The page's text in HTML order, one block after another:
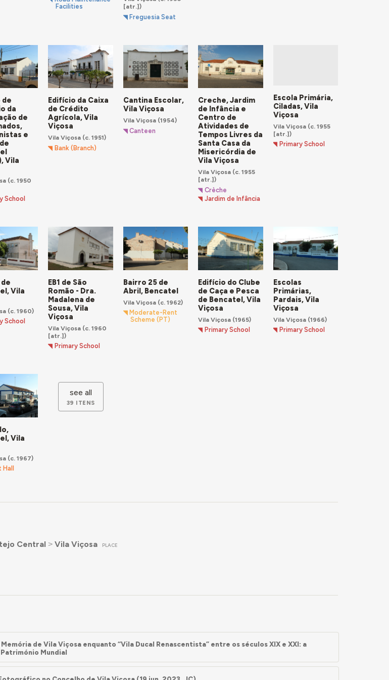
Facilities
[atr.])
Freguesia Seat
de
da
de
e
Vila
(c. 1950
School
Edifício da Caixa
de Crédito
Agrícola, Vila
Viçosa
Vila Viçosa (c. 1951)
Bank (Branch)
Cantina Escolar,
Vila Viçosa
Vila Viçosa(1954)
Canteen
Creche, Jardim
de Infância e
Centro de
Atividades de
Tempos Livres da
Santa Casa da
Misericórdia de
Vila Viçosa
Vila Viçosa (c. 1955
[atr.])
Crèche
Jardim de Infância
Escola Primária,
Ciladas, Vila
Viçosa
Vila Viçosa(c. 1955
[atr.])
Primary School
de
Vila
(c. 1960)
School
EB1 de São
Romão - Dra.
Madalena de
Sousa, Vila
Viçosa
Vila Viçosa (c. 1960
[atr.])
Primary School
Bairro 25 de
Abril, Bencatel
Vila Viçosa(c. 1962)
Moderate-Rent
Scheme (PT)
Edifício do Clube
de Caça e Pesca
de Bencatel, Vila
Viçosa
Vila Viçosa (1965)
Primary School
Escolas
Primárias,
Pardais, Vila
Viçosa
Vila Viçosa(1966)
Primary School
Vila
(c. 1967)
see all
39 ITENS
Central ˃ Vila Viçosa PLACE
de Vila Viçosa enquanto “Vila Ducal Renascentista” entre os séculos XIX e XXI: a
Mundial